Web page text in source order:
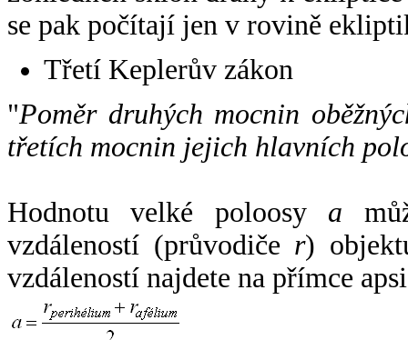
se pak počítají jen v rovině
Třetí Keplerův zákon
"Poměr druhých mocnin
třetích mocnin jejich hlavních
Hodnotu velké poloosy a
vzdáleností (průvodiče r)
vzdáleností najdete na přímce